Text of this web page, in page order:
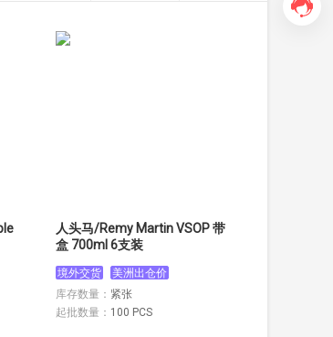
人头马/Remy Martin VSOP 带
盒 700ml 6支装
境外交货
美洲出仓价
库存数量： 紧张
起批数量： 100 PCS